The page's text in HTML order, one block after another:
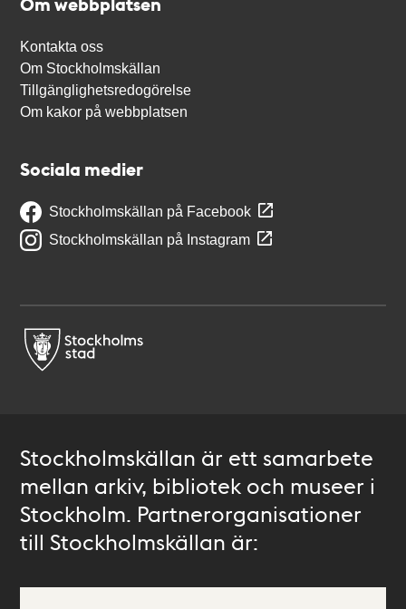
Kontakta oss
Om Stockholmskällan
Tillgänglighetsredogörelse
Om kakor på webbplatsen
Sociala medier
Stockholmskällan på Facebook
Stockholmskällan på Instagram
Stockholmskällan är ett samarbete
mellan arkiv, bibliotek och museer i
Stockholm. Partnerorganisationer
till Stockholmskällan är: